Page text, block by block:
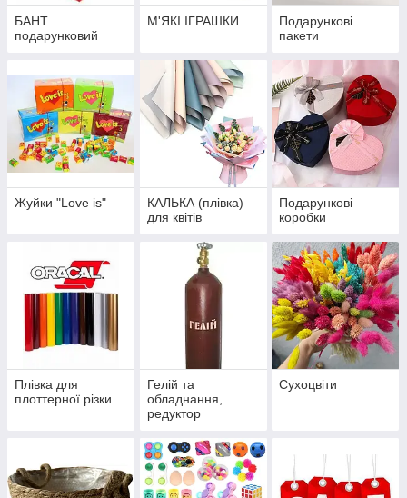
БАНТ
подарунковий
М'ЯКІ ІГРАШКИ
Подарункові
пакети
Жуйки "Love is"
КАЛЬКА (плівка)
для квітів
Подарункові
коробки
Плівка для
плоттерної різки
Гелій та
обладнання,
редуктор
Сухоцвіти